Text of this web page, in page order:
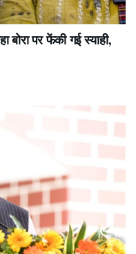
बोरा पर फेंकी गई स्याही,